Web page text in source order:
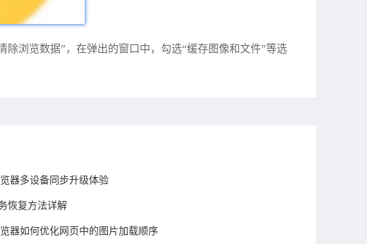
浏览数据”，在弹出的窗口中，勾选“缓存图像和文件”等选
器多设备同步升级体验
恢复方法详解
器如何优化网页中的图片加载顺序